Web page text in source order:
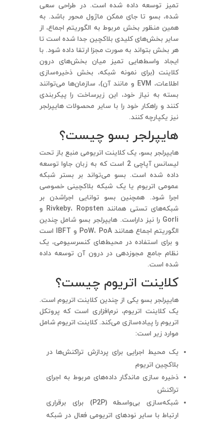
تمیز توسعه داده شده است. در طراحی سعی
شده، بسو تا جای ممکن ماژول محور باشد. به
همین منظور بخش مربوط به الگوریتم اجماع، از
سایر بخش‌های کلیدی بلاکچین جدا شده است تا
هر بخش بتواند به صورت مجزا ارتقا داده شود. با
ایجاد واسط‌هایی تمیز میان بخش‌های درون
کلاینت (برای نمونه شبکه، بخش ذخیره‌سازی
اطلاعات، EVM و مانند آن)، سازمان‌ها می‌توانند
بسته به نیاز خود، این زیرساخت را پیکربندی
کنند و راهکار خود را با سایر محصولات هایپرلجر
نیز یکپارچه کنند.
هایپرلجر بسو چیست؟
هایپرلجر بسو، یک کلاینت اتریومی منبع باز تحت
لیسانس آپاچی 2 است که به زبان جاوا توسعه
داده شده است. بسو می‌تواند بر بستر شبکه
عمومی اتریوم یا یک شبکه بلاکچینی خصوصی
اجرا شود. همچنین بسو توانایی اجراشدن بر
شبکه‌های تستی همانند Rivkeby، Ropsten و
Gorli را نیز داراست. هایپرلجر بسو شامل چندین
الگوریتم اجماع همانند PoW، PoA و IBFT است
و برای استفاده در محیط‌های کنسرسیومی، یک
نظام جامع مجوزدهی در درون آن توسعه داده
شده است.
کلاینت اتریوم چیست؟
هایپرلجر بسو یکی از چندین کلاینت اتریوم است.
یک کلاینت اتریوم، نرم‌افزاری است که پروتکل
اتریوم را پیاده‌سازی می‌کند. کلاینت اتریوم شامل
موارد زیر است:
یک محیط اجرایی برای پردازش تراکنش‌ها در
بلاکچین اتریوم
ذخیره سازی ماندگار داده‌های مربوط به اجرای
تراکنش
شبکه‌سازی بی‌واسطه (P2P) برای برقراری
ارتباط با سایر نودهای اتریومی فعال در شبکه